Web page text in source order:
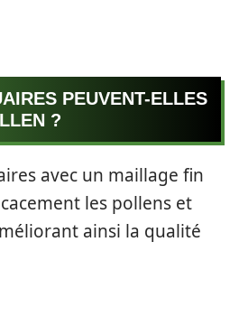
PEUVENT-ELLES
?
avec un maillage fin
les pollens et
ainsi la qualité